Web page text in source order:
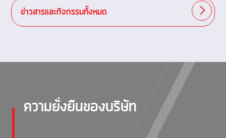
ข่าวสารและกิจกรรมทั้งหมด
ความยั่งยืนของบริษัท